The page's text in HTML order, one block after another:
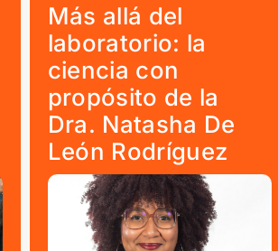
Más allá del
laboratorio: la
ciencia con
propósito de la
Dra. Natasha De
León Rodríguez